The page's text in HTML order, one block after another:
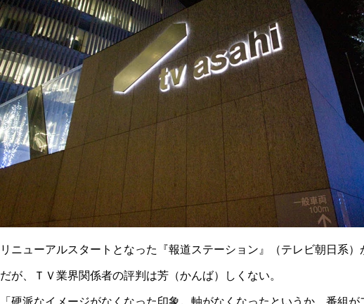
リニューアルスタートとなった『報道ステーション』（テレビ朝日系
だが、ＴＶ業界関係者の評判は芳（かんば）しくない。
「硬派なイメージがなくなった印象。軸がなくなったというか、番組